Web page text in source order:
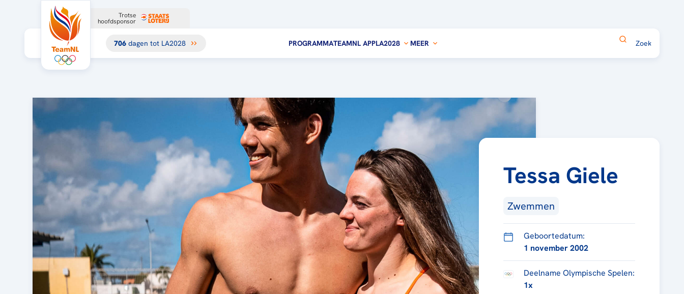
Trotse
hoofdsponsor
706 dagen tot LA2028 PROGRAMMATEAMNL APPLA2028 MEER
Tessa Giele
Zwemmen
Geboortedatum:
1 november 2002
Deelname Olympische Spelen:
1x